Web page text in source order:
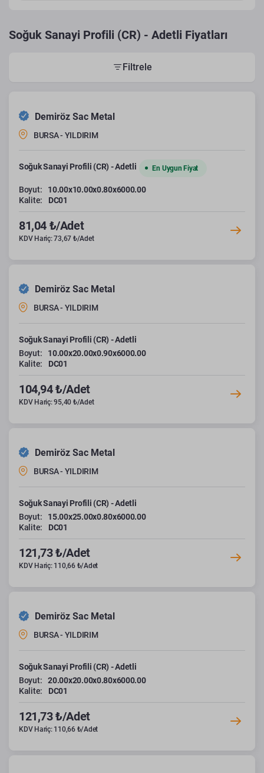
Soğuk Sanayi Profili (CR) - Adetli Fiyatları
Filtrele
Demiröz Sac Metal
BURSA - YILDIRIM
Soğuk Sanayi Profili (CR) - Adetli En Uygun Fiyat
Boyut:
10.00x10.00x0.80x6000.00
Kalite:
DC01
81,04 ₺/Adet
KDV Hariç: 73,67 ₺/Adet
Demiröz Sac Metal
BURSA - YILDIRIM
Soğuk Sanayi Profili (CR) - Adetli
Boyut:
10.00x20.00x0.90x6000.00
Kalite:
DC01
104,94 ₺/Adet
KDV Hariç: 95,40 ₺/Adet
Demiröz Sac Metal
BURSA - YILDIRIM
Soğuk Sanayi Profili (CR) - Adetli
Boyut:
15.00x25.00x0.80x6000.00
Kalite:
DC01
121,73 ₺/Adet
KDV Hariç: 110,66 ₺/Adet
Demiröz Sac Metal
BURSA - YILDIRIM
Soğuk Sanayi Profili (CR) - Adetli
Boyut:
20.00x20.00x0.80x6000.00
Kalite:
DC01
121,73 ₺/Adet
KDV Hariç: 110,66 ₺/Adet